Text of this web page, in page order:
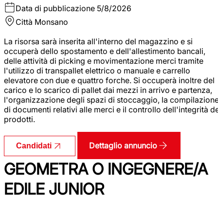
Data di pubblicazione 5/8/2026
Città Monsano
La risorsa sarà inserita all'interno del magazzino e si
occuperà dello spostamento e dell'allestimento bancali,
delle attività di picking e movimentazione merci tramite
l'utilizzo di transpallet elettrico o manuale e carrello
elevatore con due e quattro forche. Si occuperà inoltre del
carico e lo scarico di pallet dai mezzi in arrivo e partenza,
l'organizzazione degli spazi di stoccaggio, la
di documenti relativi alle merci e il controllo dell'integrità
prodotti.
Candidati Dettaglio annuncio
GEOMETRA O INGEGNERE/A
EDILE JUNIOR